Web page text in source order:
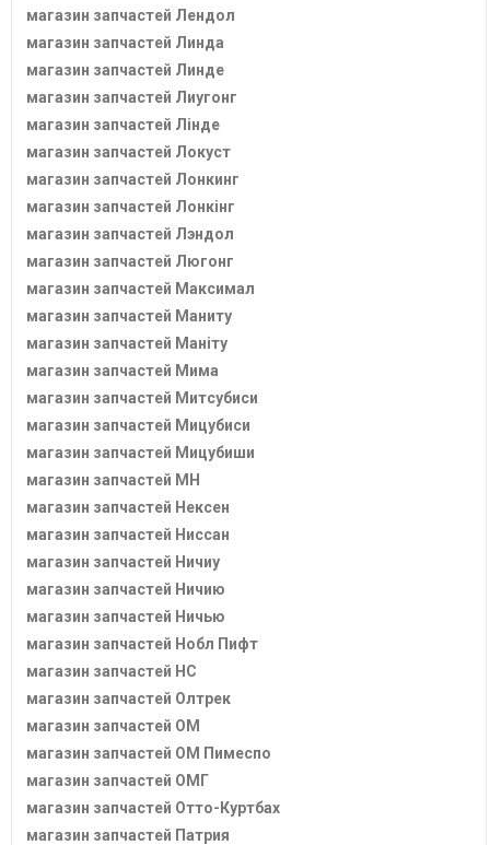
магазин запчастей Лендол
магазин запчастей Линда
магазин запчастей Линде
магазин запчастей Лиугонг
магазин запчастей Лінде
магазин запчастей Локуст
магазин запчастей Лонкинг
магазин запчастей Лонкінг
магазин запчастей Лэндол
магазин запчастей Люгонг
магазин запчастей Максимал
магазин запчастей Маниту
магазин запчастей Маніту
магазин запчастей Мима
магазин запчастей Митсубиси
магазин запчастей Мицубиси
магазин запчастей Мицубиши
магазин запчастей МН
магазин запчастей Нексен
магазин запчастей Ниссан
магазин запчастей Ничиу
магазин запчастей Ничию
магазин запчастей Ничью
магазин запчастей Нобл Пифт
магазин запчастей НС
магазин запчастей Олтрек
магазин запчастей ОМ
магазин запчастей ОМ Пимеспо
магазин запчастей ОМГ
магазин запчастей Отто-Куртбах
магазин запчастей Патрия